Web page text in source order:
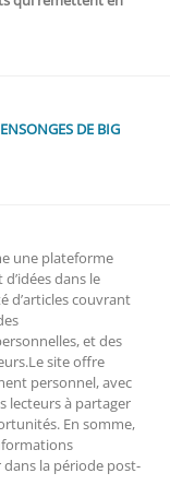
DE BIG
une plateforme
dans le
d’articles couvrant
et des
site offre
personnel, avec
lecteurs à partager
En somme,
la période post-